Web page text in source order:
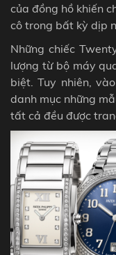
của đồng hồ khiến
cô trong bất kỳ dịp
Những chiếc
lượng từ bộ máy
biệt. Tuy nhiên,
danh mục những
tất cả đều được